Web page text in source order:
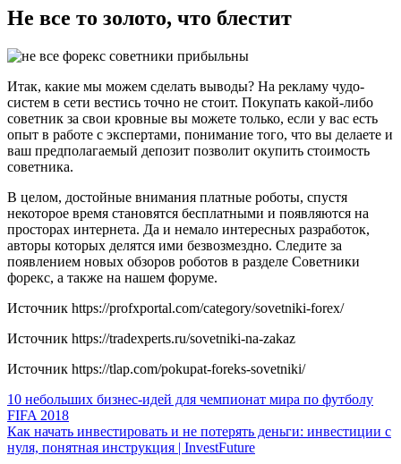
Не все то золото, что блестит
Итак, какие мы можем сделать выводы? На рекламу чудо-
систем в сети вестись точно не стоит. Покупать какой-либо
советник за свои кровные вы можете только, если у вас есть
опыт в работе с экспертами, понимание того, что вы делаете и
ваш предполагаемый депозит позволит окупить стоимость
советника.
В целом, достойные внимания платные роботы, спустя
некоторое время становятся бесплатными и появляются на
просторах интернета. Да и немало интересных разработок,
авторы которых делятся ими безвозмездно. Следите за
появлением новых обзоров роботов в разделе Советники
форекс, а также на нашем форуме.
Источник https://profxportal.com/category/sovetniki-forex/
Источник https://tradexperts.ru/sovetniki-na-zakaz
Источник https://tlap.com/pokupat-foreks-sovetniki/
Навигация
по
записям
10 небольших бизнес-идей для чемпионат мира по футболу
FIFA 2018
Как начать инвестировать и не потерять деньги: инвестиции с
нуля, понятная инструкция | InvestFuture